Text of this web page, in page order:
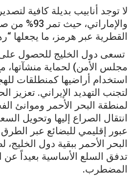
لا توجد أنابيب بديلة كافية
والإماراتي، حيث
القطرية عبر هرمز، ما يجعلها
تسعى دول الخليج للحصول
مجلس الأمن) لحماية منشآتها،
استخدام أراضيها كمنطلقات
لتجنب التهديد الإيراني. تعزيز
لمنطقة البحر الأحمر وموانئ
انتقال الصراع إليها وتحويل
عبور إقليمي للبضائع عبر
البحر الأحمر ببقية دول
تدفق السلع الأساسية بعيداً
المضطرب.